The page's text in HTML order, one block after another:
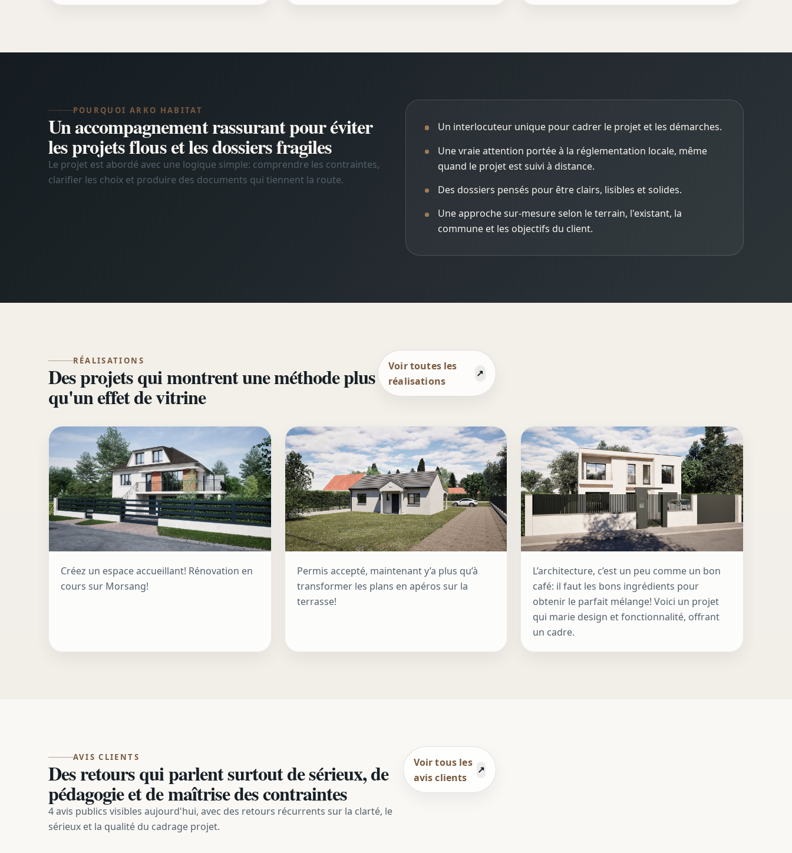
POURQUOI ARKO HABITAT
Un accompagnement rassurant pour éviter
les projets flous et les dossiers fragiles
Le projet est abordé avec une logique simple: comprendre les contraintes,
clarifier les choix et produire des documents qui tiennent la route.
Un interlocuteur unique pour cadrer le projet et les démarches.
Une vraie attention portée à la réglementation locale, même
quand le projet est suivi à distance.
Des dossiers pensés pour être clairs, lisibles et solides.
Une approche sur-mesure selon le terrain, l'existant, la
commune et les objectifs du client.
RÉALISATIONS
Des projets qui montrent une méthode plus
qu'un effet de vitrine
Voir toutes les
réalisations
Créez un espace accueillant! Rénovation en
cours sur Morsang!
Permis accepté, maintenant y’a plus qu’à
transformer les plans en apéros sur la
terrasse!
L’architecture, c’est un peu comme un bon
café: il faut les bons ingrédients pour
obtenir le parfait mélange! Voici un projet
qui marie design et fonctionnalité, offrant
un cadre.
AVIS CLIENTS
Des retours qui parlent surtout de sérieux, de
pédagogie et de maîtrise des contraintes
4 avis publics visibles aujourd'hui, avec des retours récurrents sur la clarté, le
sérieux et la qualité du cadrage projet.
Voir tous les
avis clients